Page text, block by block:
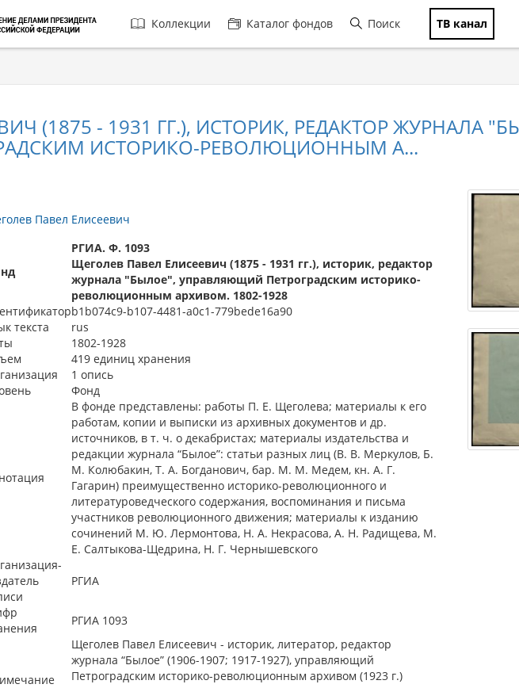
Главная
навигация
Коллекции Каталог фондов Поиск ТВ канал
(1875 - 1931 ГГ.), ИСТОРИК, РЕДАКТОР ЖУРНАЛА
ИСТОРИКО-РЕВОЛЮЦИОННЫМ А...
Павел Елисеевич
РГИА. Ф. 1093
Щеголев Павел Елисеевич (1875 - 1931 гг.), историк, редактор
журнала "Былое", управляющий Петроградским историко-
революционным архивом. 1802-1928
b1b074c9-b107-4481-a0c1-779bede16a90
текста
rus
1802-1928
419 единиц хранения
1 опись
Фонд
В фонде представлены: работы П. Е. Щеголева; материалы к его
работам, копии и выписки из архивных документов и др.
источников, в т. ч. о декабристах; материалы издательства и
редакции журнала “Былое”: статьи разных лиц (В. В. Меркулов, Б.
М. Колюбакин, Т. А. Богданович, бар. М. М. Медем, кн. А. Г.
Гагарин) преимущественно историко-революционного и
литературоведческого содержания, воспоминания и письма
участников революционного движения; материалы к изданию
сочинений М. Ю. Лермонтова, Н. А. Некрасова, А. Н. Радищева, М.
Е. Салтыкова-Щедрина, Н. Г. Чернышевского
РГИА
РГИА 1093
Щеголев Павел Елисеевич - историк, литератор, редактор
журнала “Былое” (1906-1907; 1917-1927), управляющий
Петроградским историко-революционным архивом (1923 г.)